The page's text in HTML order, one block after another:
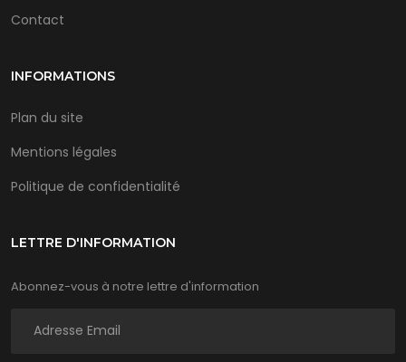
Contact
INFORMATIONS
Plan du site
Mentions légales
Politique de confidentialité
LETTRE D'INFORMATION
Abonnez-vous à notre lettre d'information